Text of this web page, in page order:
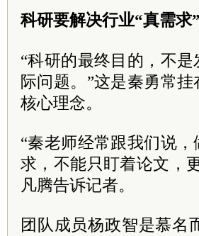
科研要解决行业“真需求”
“科研的最终目的，不
际问题。”这是秦勇常
核心理念。
“秦老师经常跟我们说
求，不能只盯着论文，
凡腾告诉记者。
团队成员杨政智是慕名